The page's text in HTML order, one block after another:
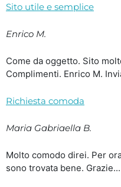
Sito utile e semplice
Enrico M.
Come da oggetto. Sito
Complimenti. Enrico M.
Richiesta comoda
Maria Gabriaella B.
Molto comodo direi. Per
sono trovata bene. Grazie...